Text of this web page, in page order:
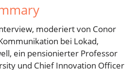
moderiert von Conor
bei Lokad,
ein pensionierter Professor
und Chief Innovation Officer